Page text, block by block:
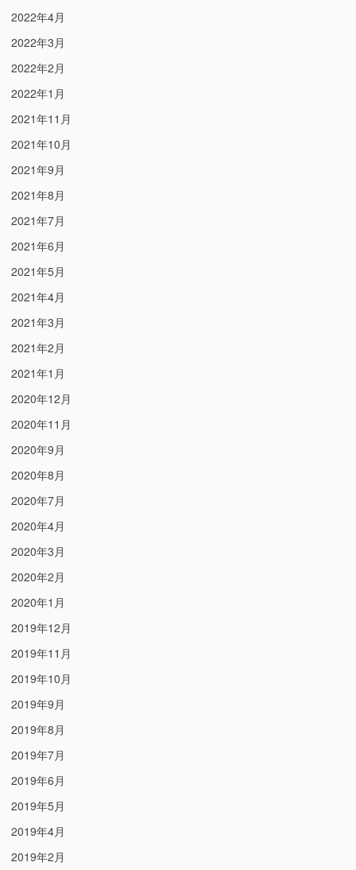
2022年4月
2022年3月
2022年2月
2022年1月
2021年11月
2021年10月
2021年9月
2021年8月
2021年7月
2021年6月
2021年5月
2021年4月
2021年3月
2021年2月
2021年1月
2020年12月
2020年11月
2020年9月
2020年8月
2020年7月
2020年4月
2020年3月
2020年2月
2020年1月
2019年12月
2019年11月
2019年10月
2019年9月
2019年8月
2019年7月
2019年6月
2019年5月
2019年4月
2019年2月